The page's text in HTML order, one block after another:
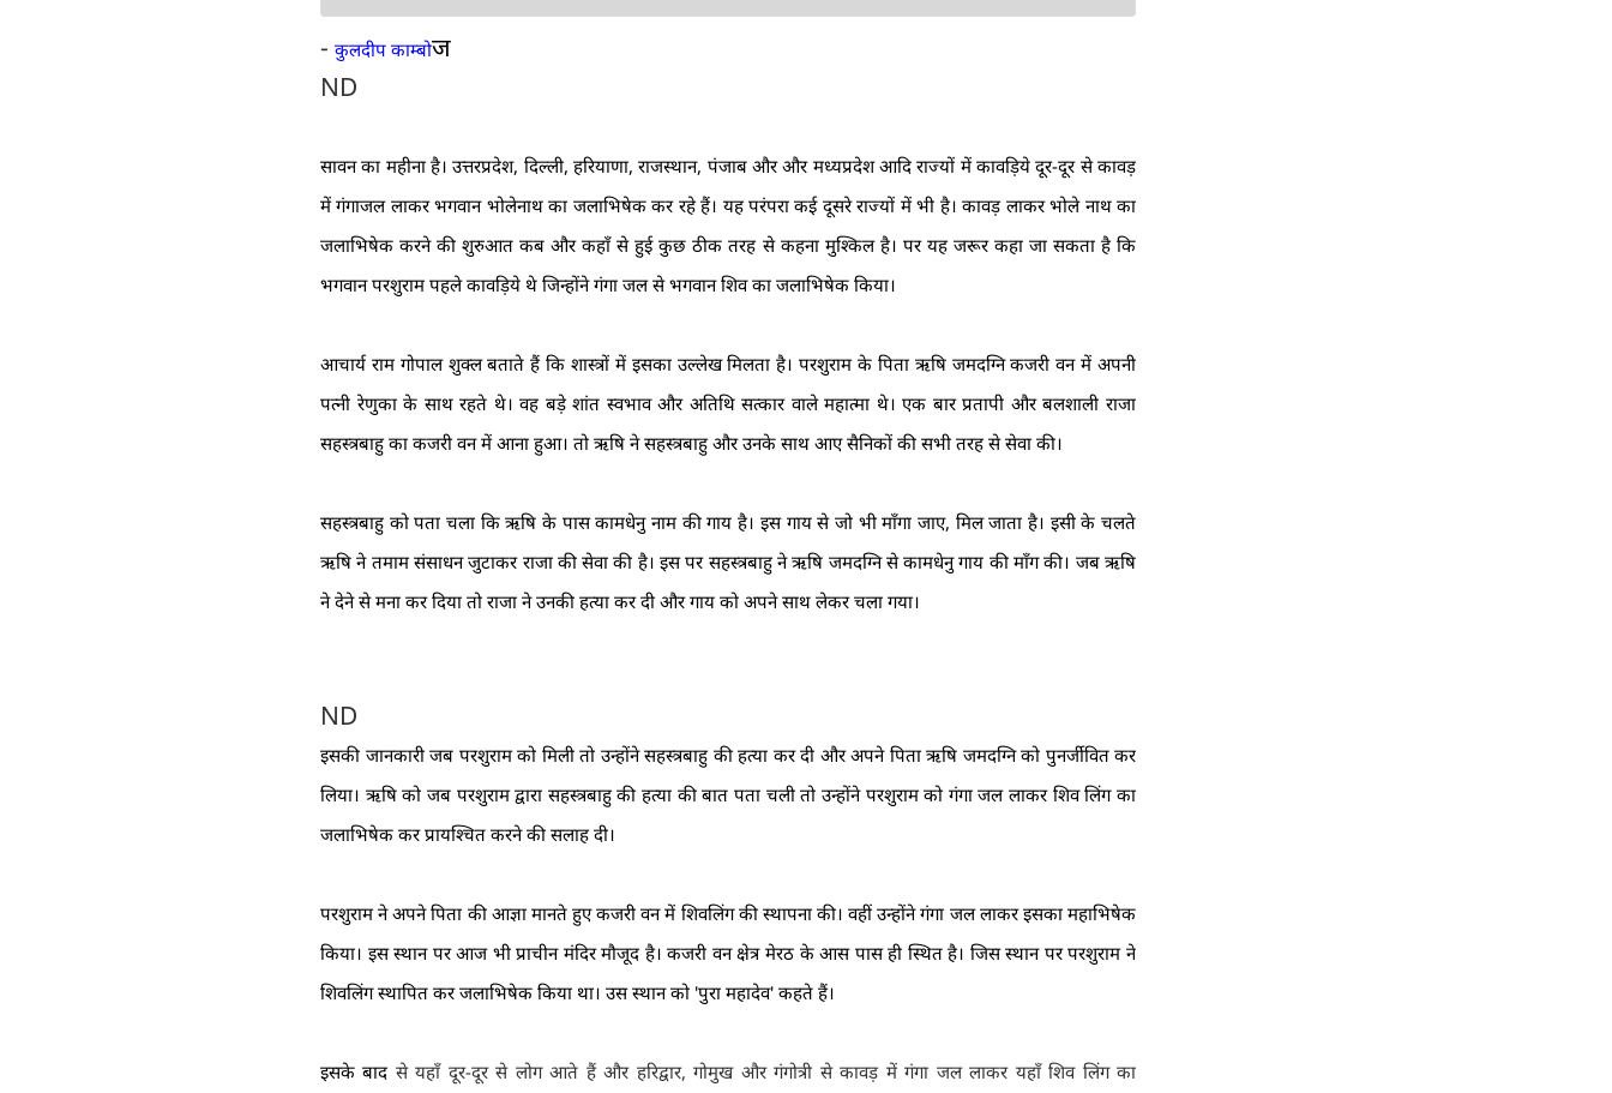
- कुलदीप काम्बोज
ND
सावन का महीना है। उत्तरप्रदेश, दिल्ली, हरियाणा, राजस्थान, पंजाब और और मध्यप्रदेश आदि राज्यों में कावड़िये दूर-दूर से कावड़
में गंगाजल लाकर भगवान भोलेनाथ का जलाभिषेक कर रहे हैं। यह परंपरा कई दूसरे राज्यों में भी है। कावड़ लाकर भोले नाथ का
जलाभिषेक करने की शुरुआत कब और कहाँ से हुई कुछ ठीक तरह से कहना मुश्किल है। पर यह जरूर कहा जा सकता है कि
भगवान परशुराम पहले कावड़िये थे जिन्होंने गंगा जल से भगवान शिव का जलाभिषेक किया।
आचार्य राम गोपाल शुक्ल बताते हैं कि शास्त्रों में इसका उल्लेख मिलता है। परशुराम के पिता ऋषि जमदग्नि कजरी वन में अपनी
पत्नी रेणुका के साथ रहते थे। वह बड़े शांत स्वभाव और अतिथि सत्कार वाले महात्मा थे। एक बार प्रतापी और बलशाली राजा
सहस्त्रबाहु का कजरी वन में आना हुआ। तो ऋषि ने सहस्त्रबाहु और उनके साथ आए सैनिकों की सभी तरह से सेवा की।
सहस्त्रबाहु को पता चला कि ऋषि के पास कामधेनु नाम की गाय है। इस गाय से जो भी माँगा जाए, मिल जाता है। इसी के चलते
ऋषि ने तमाम संसाधन जुटाकर राजा की सेवा की है। इस पर सहस्त्रबाहु ने ऋषि जमदग्नि से कामधेनु गाय की माँग की। जब ऋषि
ने देने से मना कर दिया तो राजा ने उनकी हत्या कर दी और गाय को अपने साथ लेकर चला गया।
ND
इसकी जानकारी जब परशुराम को मिली तो उन्होंने सहस्त्रबाहु की हत्या कर दी और अपने पिता ऋषि जमदग्नि को पुनर्जीवित कर
लिया। ऋषि को जब परशुराम द्वारा सहस्त्रबाहु की हत्या की बात पता चली तो उन्होंने परशुराम को गंगा जल लाकर शिव लिंग का
जलाभिषेक कर प्रायश्चित करने की सलाह दी।
परशुराम ने अपने पिता की आज्ञा मानते हुए कजरी वन में शिवलिंग की स्थापना की। वहीं उन्होंने गंगा जल लाकर इसका महाभिषेक
किया। इस स्थान पर आज भी प्राचीन मंदिर मौजूद है। कजरी वन क्षेत्र मेरठ के आस पास ही स्थित है। जिस स्थान पर परशुराम ने
शिवलिंग स्थापित कर जलाभिषेक किया था। उस स्थान को 'पुरा महादेव' कहते हैं।
इसके बाद सेयहाँ दूर-दूर से लोग आते हैं और हरिद्वार, गोमुख और गंगोत्री से कावड़ में गंगा जल लाकर यहाँ शिव लिंग का